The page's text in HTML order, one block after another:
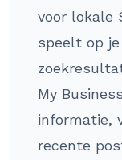
voor lokale
speelt op
My
informatie,
recente